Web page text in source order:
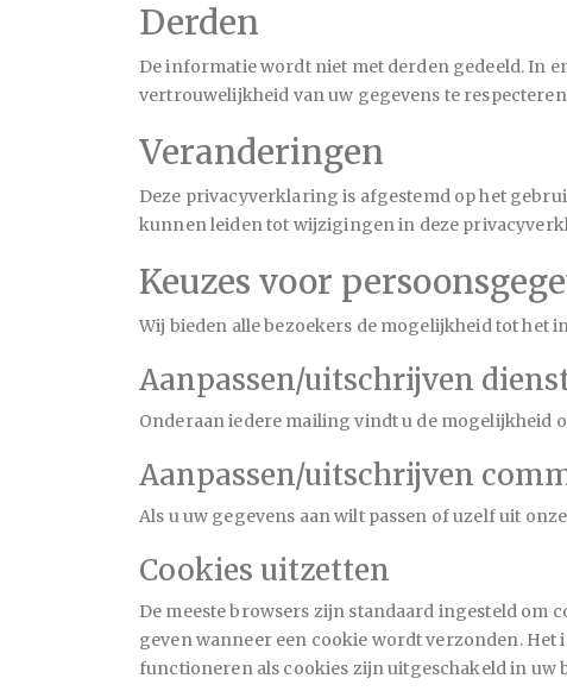
Derden
De informatie wordt niet met derden gedeeld. In
vertrouwelijkheid van uw gegevens te
Veranderingen
Deze privacyverklaring is afgestemd op het
kunnen leiden tot wijzigingen in deze
Keuzes voor
Wij bieden alle bezoekers de mogelijkheid tot het
Aanpassen/uitschrijven
Onderaan iedere mailing vindt u de mogelijkheid
Aanpassen/uitschrijven
Als u uw gegevens aan wilt passen of uzelf uit
Cookies uitzetten
De meeste browsers zijn standaard ingesteld om
geven wanneer een cookie wordt verzonden. Het
functioneren als cookies zijn uitgeschakeld in uw